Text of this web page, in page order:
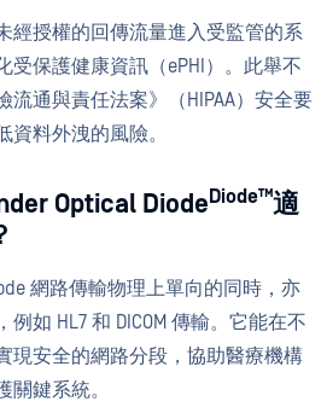
經授權的回傳流量進入受監管的系
受保護健康資訊（ePHI）。此舉不
流通與責任法案》（HIPAA）安全要
資料外洩的風險。
Optical Diode Diode™適
網路傳輸物理上單向的同時，亦
如 HL7 和 DICOM 傳輸。它能在不
現安全的網路分段，協助醫療機構
關鍵系統。